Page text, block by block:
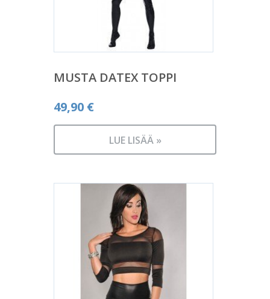
MUSTA DATEX TOPPI
49,90 €
LUE LISÄÄ »